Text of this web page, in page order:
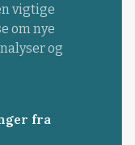
vigtige
om nye
og
fra